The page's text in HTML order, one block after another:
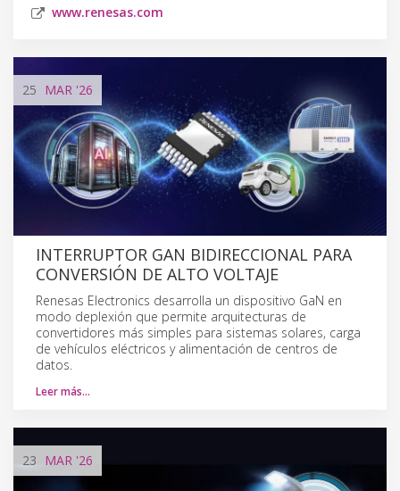
www.renesas.com
25 MAR '26
INTERRUPTOR GAN BIDIRECCIONAL PARA
CONVERSIÓN DE ALTO VOLTAJE
Renesas Electronics desarrolla un dispositivo GaN en
modo deplexión que permite arquitecturas de
convertidores más simples para sistemas solares, carga
de vehículos eléctricos y alimentación de centros de
datos.
Leer más…
23 MAR '26